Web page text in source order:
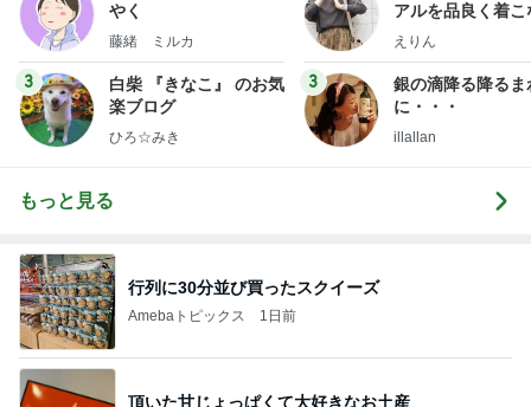
やく
藤緒 ミルカ
3
白柴 『きなこ』 のお気
楽ブログ
ひろ☆みき
アルを品良く着こ
ファッションブロ
えりん
3
銀の滴降る降るま
に・・・
illallan
もっと見る
行列に30分並び買ったスクイーズ
Amebaトピックス 1日前
頂いた甘じょっぱくて大好きなお土産